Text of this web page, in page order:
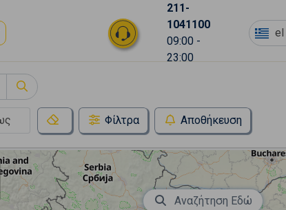
211-
1041100
09:00 -
23:00
el
Φίλτρα Αποθήκευση
Αναζήτηση Εδώ